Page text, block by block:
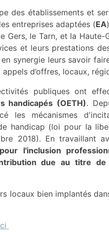
des établissements et
entreprises adaptées (EA
Gers, le Tarn, et la Haute-
et leurs prestations
synergie leurs savoir
d’offres, locaux,
publiques ont
handicapés (OETH).
les mécanismes
handicap (loi pour la
2018). En travaillant
l'inclusion
due au titre de
locaux bien implantés